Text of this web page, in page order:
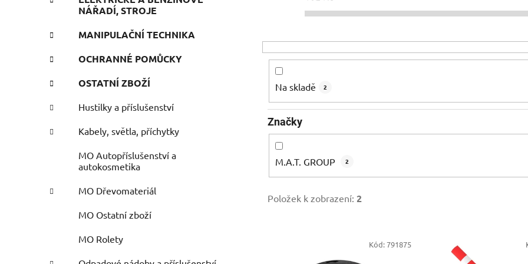
NÁŘADÍ, STROJE
MANIPULAČNÍ TECHNIKA
OCHRANNÉ POMŮCKY
OSTATNÍ ZBOŽÍ
Hustilky a příslušenství
Kabely, světla, příchytky
MO Autopříslušenství a
autokosmetika
MO Dřevomateriál
MO Ostatní zboží
MO Rolety
Na skladě 2
Značky
M.A.T. GROUP 2
Položek k zobrazení: 2
Kód:791875